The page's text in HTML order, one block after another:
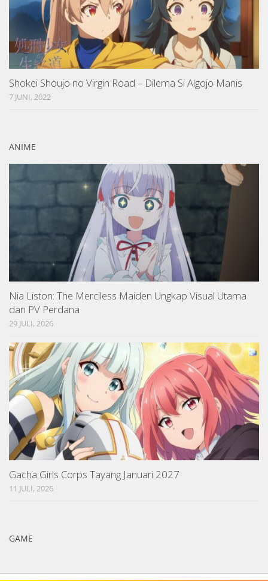
Shokei Shoujo no Virgin Road – Dilema Si Algojo Manis
7 JUNI, 2022
ANIME
Nia Liston: The Merciless Maiden Ungkap Visual Utama
dan PV Perdana
29 JULI, 2026
Gacha Girls Corps Tayang Januari 2027
11 JULI, 2026
GAME